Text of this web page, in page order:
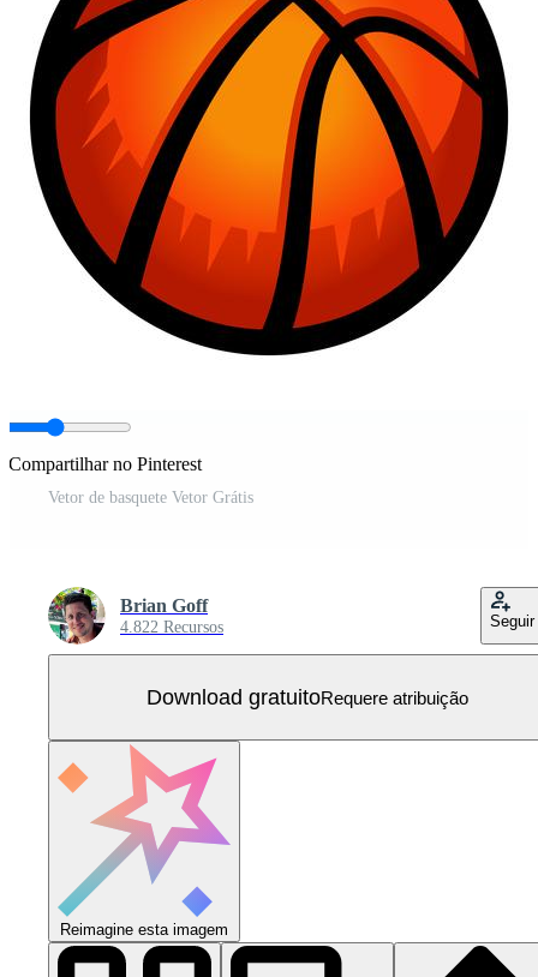
Compartilhar no Pinterest
Vetor de basquete Vetor Grátis
Brian Goff
4.822 Recursos Seguir
Download gratuitoRequere atribuição
Reimagine esta imagem